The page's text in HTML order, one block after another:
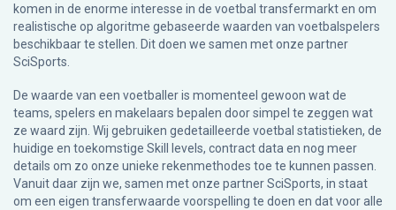
komen in de enorme interesse in de voetbal transfermarkt en om
realistische op algoritme gebaseerde waarden van voetbalspelers
beschikbaar te stellen. Dit doen we samen met onze partner
SciSports.
De waarde van een voetballer is momenteel gewoon wat de
teams, spelers en makelaars bepalen door simpel te zeggen wat
ze waard zijn. Wij gebruiken gedetailleerde voetbal statistieken, de
huidige en toekomstige Skill levels, contract data en nog meer
details om zo onze unieke rekenmethodes toe te kunnen passen.
Vanuit daar zijn we, samen met onze partner SciSports, in staat
om een eigen transferwaarde voorspelling te doen en dat voor alle